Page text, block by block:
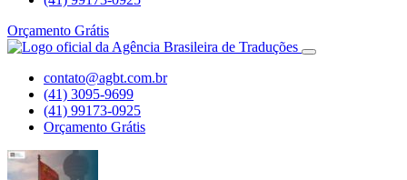
Orçamento Grátis
contato@agbt.com.br
(41) 3095-9699
(41) 99173-0925
Orçamento Grátis